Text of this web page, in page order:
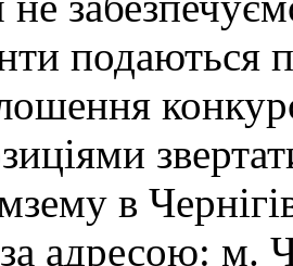
подаються
в
за адресою: м.